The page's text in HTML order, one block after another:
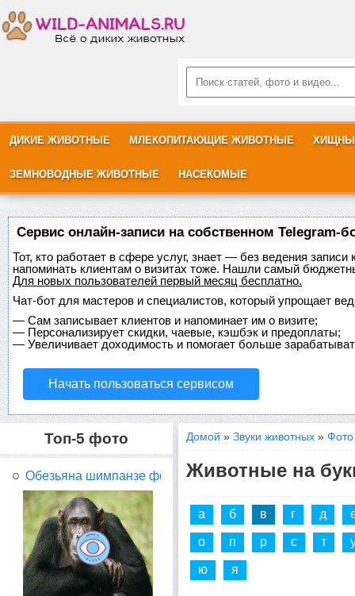
ДИКИЕ ЖИВОТНЫЕ МЛЕКОПИТАЮЩИЕ ЖИВОТНЫЕ
ЗЕМНОВОДНЫЕ ЖИВОТНЫЕ НАСЕКОМЫЕ
Сервис онлайн-записи на собственном Telegram-
Тот, кто работает в сфере услуг, знает — без ведения
напоминать клиентам о визитах тоже. Нашли самый
Для новых пользователей первый месяц бесплатно.
Чат-бот для мастеров и специалистов, который упрощает
— Сам записывает клиентов и напоминает им о визите;
— Персонализирует скидки, чаевые, кэшбэк и предоплаты;
— Увеличивает доходимость и помогает больше
Начать пользоваться сервисом
Топ-5 фото
Обезьяна шимпанзе фото...
Домой »Звуки животных »
Животные на
а б в г д
о п р с т
ю я